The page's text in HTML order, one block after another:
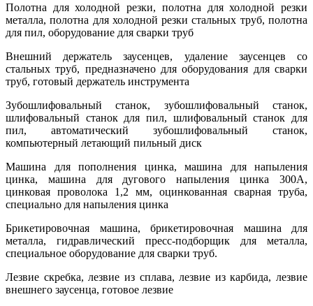
Полотна для холодной резки, полотна для холодной резки
металла, полотна для холодной резки стальных труб, полотна
для пил, оборудование для сварки труб
Внешний держатель заусенцев, удаление заусенцев со
стальных труб, предназначено для оборудования для сварки
труб, готовый держатель инструмента
Зубошлифовальный станок, зубошлифовальный станок,
шлифовальный станок для пил, шлифовальный станок для
пил, автоматический зубошлифовальный станок,
компьютерный летающий пильный диск
Машина для пополнения цинка, машина для напыления
цинка, машина для дугового напыления цинка 300A,
цинковая проволока 1,2 мм, оцинкованная сварная труба,
специально для напыления цинка
Брикетировочная машина, брикетировочная машина для
металла, гидравлический пресс-подборщик для металла,
специальное оборудование для сварки труб.
Лезвие скребка, лезвие из сплава, лезвие из карбида, лезвие
внешнего заусенца, готовое лезвие